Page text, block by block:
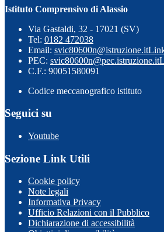
Istituto Comprensivo di Alassio
Via Gastaldi, 32 - 17021 (SV)
Tel: 0182 472038
Email: svic80600n@istruzione.it
PEC: svic80600n@pec.istruzione.it
C.F.: 90051580091
Codice meccanografico istituto
Seguici su
Youtube
Sezione Link Utili
Cookie policy
Note legali
Informativa Privacy
Ufficio Relazioni con il Pubblico
Dichiarazione di accessibilità